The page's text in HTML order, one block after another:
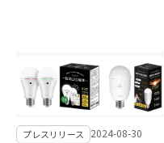
プレスリリース 2024-08-30